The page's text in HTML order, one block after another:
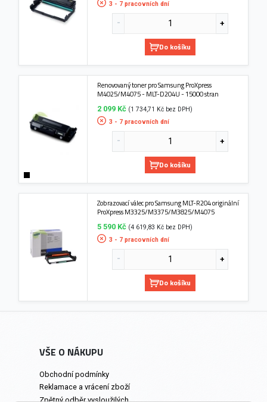
3 - 7 pracovních dní
Do košíku
Renovovaný toner pro Samsung ProXpress
M4025/M4075 - MLT-D204U - 15000 stran
2 099 Kč (1 734,71 Kč bez DPH)
3 - 7 pracovních dní
Do košíku
Zobrazovací válec pro Samsung MLT-R204 originální
ProXpress M3325/M3375/M3825/M4075
5 590 Kč (4 619,83 Kč bez DPH)
3 - 7 pracovních dní
Do košíku
VŠE O NÁKUPU
Obchodní podmínky
Reklamace a vrácení zboží
Zpětný odběr vysloužilých